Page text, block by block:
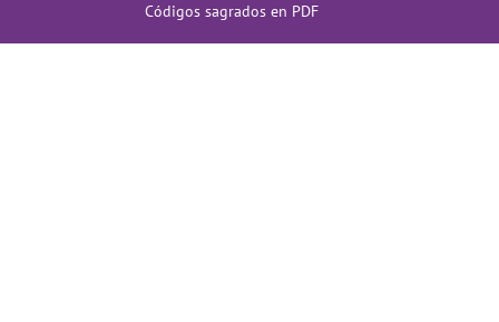
Códigos sagrados en PDF